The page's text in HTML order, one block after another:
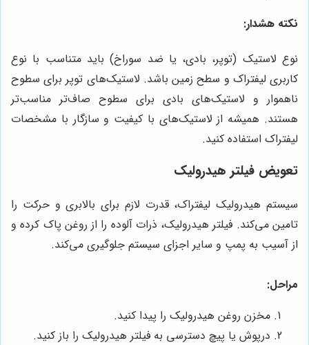
نکته هشدار:
نوع لاستیک (توپر، بادی، یا ضد سوراخ) باید متناسب با نوع
کاربری لیفتراک و سطح زمین باشد. لاستیک‌های توپر برای سطوح
ناهموار و لاستیک‌های بادی برای سطوح صاف‌تر مناسب‌تر
هستند. همیشه از لاستیک‌های با کیفیت و سازگار با مشخصات
لیفتراک استفاده کنید.
تعویض فیلتر هیدرولیک
سیستم هیدرولیک لیفتراک، قدرت لازم برای بالابری و حرکت را
تامین می‌کند. فیلتر هیدرولیک، ذرات آلوده را از روغن پاک کرده و
از آسیب به پمپ و سایر اجزای سیستم جلوگیری می‌کند.
مراحل:
مخزن روغن هیدرولیک را پیدا کنید.
درپوش یا پیچ دسترسی به فیلتر هیدرولیک را باز کنید.